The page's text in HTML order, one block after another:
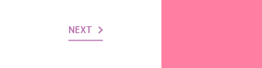
NEXT